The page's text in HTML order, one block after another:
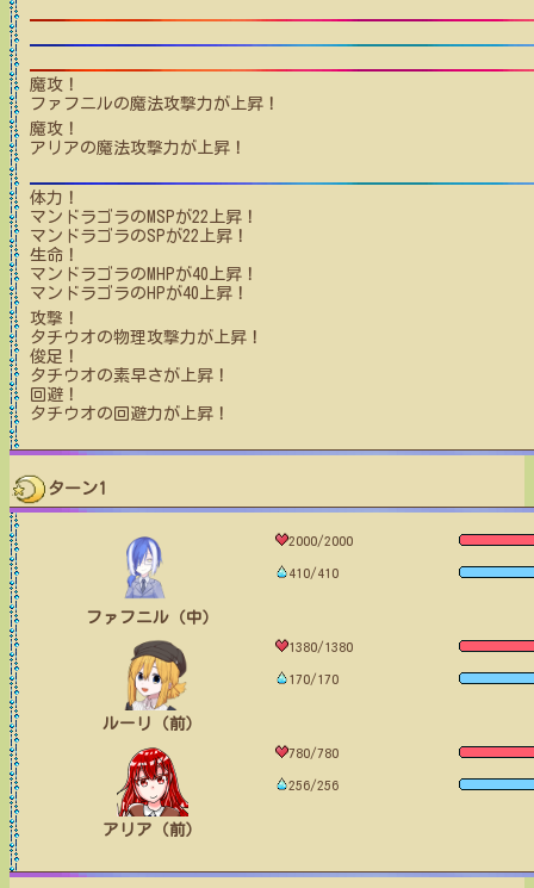
魔攻！
ファフニルの魔法攻撃力が上昇！
魔攻！
アリアの魔法攻撃力が上昇！
体力！
マンドラゴラのMSPが22 上昇！
マンドラゴラのSPが22 上昇！
生命！
マンドラゴラのMHPが40 上昇！
マンドラゴラのHPが40 上昇！
攻撃！
タチウオの物理攻撃力が上昇！
俊足！
タチウオの素早さが上昇！
回避！
タチウオの回避力が上昇！
ターン1
ファフニル（中）
2000/2000
410/410
ルーリ（前）
1380/1380
170/170
アリア（前）
780/780
256/256